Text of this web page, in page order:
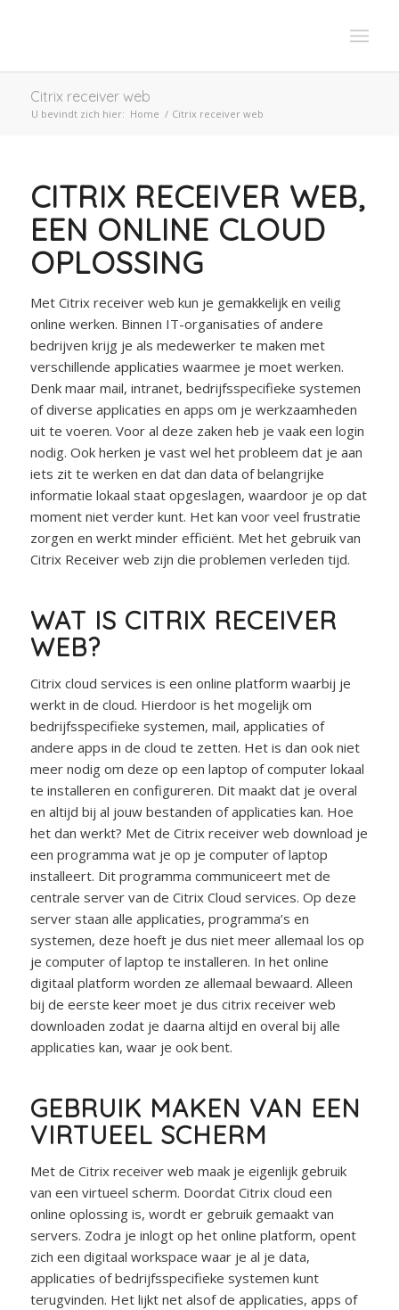
Citrix receiver web
U bevindt zich hier: Home / Citrix receiver web
CITRIX RECEIVER WEB,
EEN ONLINE CLOUD
OPLOSSING
Met Citrix receiver web kun je gemakkelijk en veilig
online werken. Binnen IT-organisaties of andere
bedrijven krijg je als medewerker te maken met
verschillende applicaties waarmee je moet werken.
Denk maar mail, intranet, bedrijfsspecifieke systemen
of diverse applicaties en apps om je werkzaamheden
uit te voeren. Voor al deze zaken heb je vaak een login
nodig. Ook herken je vast wel het probleem dat je aan
iets zit te werken en dat dan data of belangrijke
informatie lokaal staat opgeslagen, waardoor je op dat
moment niet verder kunt. Het kan voor veel frustratie
zorgen en werkt minder efficiënt. Met het gebruik van
Citrix Receiver web zijn die problemen verleden tijd.
WAT IS CITRIX RECEIVER
WEB?
Citrix cloud services is een online platform waarbij je
werkt in de cloud. Hierdoor is het mogelijk om
bedrijfsspecifieke systemen, mail, applicaties of
andere apps in de cloud te zetten. Het is dan ook niet
meer nodig om deze op een laptop of computer lokaal
te installeren en configureren. Dit maakt dat je overal
en altijd bij al jouw bestanden of applicaties kan. Hoe
het dan werkt? Met de Citrix receiver web download je
een programma wat je op je computer of laptop
installeert. Dit programma communiceert met de
centrale server van de Citrix Cloud services. Op deze
server staan alle applicaties, programma’s en
systemen, deze hoeft je dus niet meer allemaal los op
je computer of laptop te installeren. In het online
digitaal platform worden ze allemaal bewaard. Alleen
bij de eerste keer moet je dus citrix receiver web
downloaden zodat je daarna altijd en overal bij alle
applicaties kan, waar je ook bent.
GEBRUIK MAKEN VAN EEN
VIRTUEEL SCHERM
Met de Citrix receiver web maak je eigenlijk gebruik
van een virtueel scherm. Doordat Citrix cloud een
online oplossing is, wordt er gebruik gemaakt van
servers. Zodra je inlogt op het online platform, opent
zich een digitaal workspace waar je al je data,
applicaties of bedrijfsspecifieke systemen kunt
terugvinden. Het lijkt net alsof de applicaties, apps of